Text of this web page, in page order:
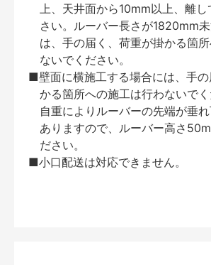
上、天井面から10mm以上、離
さい。ルーバー長さが1820mm
は、手の届く、荷重が掛かる箇
ないでください。
■壁面に横施工する場合には、手
かる箇所への施工は行わないでく
自重によりルーバーの先端が垂
ありますので、ルーバー高さ
ださい。
■小口配送は対応できません。